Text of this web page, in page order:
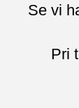
Se vi
Pri